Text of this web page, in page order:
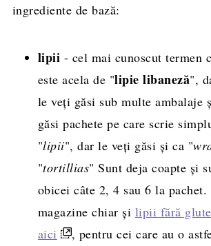
ingrediente de bază:
lipii - cel mai cunoscut termen
este acela de "lipie libaneză",
le veți găsi sub multe ambalaje
găsi pachete pe care scrie
"lipii", dar le veți găsi și ca "
"tortillias" Sunt deja coapte și
obicei câte 2, 4 sau 6 la
magazine chiar și lipii fără
aici
, pentru cei care au o